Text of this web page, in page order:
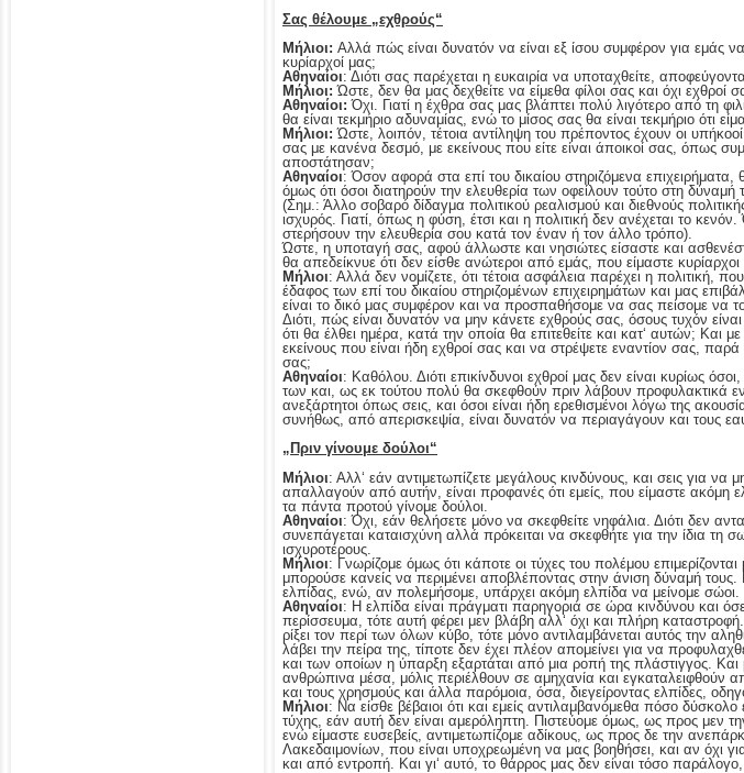
Σας θέλουμε „εχθρούς“
Μήλιοι: Αλλά πώς είναι δυνατόν να είναι εξ ίσου συμφέρον για εμάς
κυρίαρχοί μας;
Αθηναίοι: Διότι σας παρέχεται η ευκαιρία να υποταχθείτε,
Μήλιοι: Ώστε, δεν θα μας δεχθείτε να είμεθα φίλοι σας και όχι εχθροί
Αθηναίοι: Όχι. Γιατί η έχθρα σας μας βλάπτει πολύ λιγότερο από τη
θα είναι τεκμήριο αδυναμίας, ενώ το μίσος σας θα είναι τεκμήριο ότι
Μήλιοι:Ώστε, λοιπόν, τέτοια αντίληψη του πρέποντος έχουν οι
σας με κανένα δεσμό, με εκείνους που είτε είναι άποικοί σας, όπως
αποστάτησαν;
Αθηναίοι: Όσον αφορά στα επί του δικαίου στηριζόμενα επιχειρήματα,
όμως ότι όσοι διατηρούν την ελευθερία των οφείλουν τούτο στη
(Σημ.: Άλλο σοβαρό δίδαγμα πολιτικού ρεαλισμού και διεθνούς
ισχυρός. Γιατί, όπως η φύση, έτσι και η πολιτική δεν ανέχεται το
στερήσουν την ελευθερία σου κατά τον έναν ή τον άλλο τρόπο).
Ώστε, η υποταγή σας, αφού άλλωστε και νησιώτες είσαστε και
θα απεδείκνυε ότι δεν είσθε ανώτεροι από εμάς, που είμαστε
Μήλιοι: Αλλά δεν νομίζετε, ότι τέτοια ασφάλεια παρέχει η πολιτική,
έδαφος των επί του δικαίου στηριζομένων επιχειρημάτων και μας
είναι το δικό μας συμφέρον και να προσπαθήσομε να σας πείσομε να
Διότι, πώς είναι δυνατόν να μην κάνετε εχθρούς σας, όσους τυχόν
ότι θα έλθει ημέρα, κατά την οποία θα επιτεθείτε και κατ‘ αυτών; Και
εκείνους που είναι ήδη εχθροί σας και να στρέψετε εναντίον σας,
σας;
Αθηναίοι: Καθόλου. Διότι επικίνδυνοι εχθροί μας δεν είναι κυρίως
των και, ως εκ τούτου πολύ θα σκεφθούν πριν λάβουν προφυλακτικά
ανεξάρτητοι όπως σεις, και όσοι είναι ήδη ερεθισμένοι λόγω της
συνήθως, από απερισκεψία, είναι δυνατόν να περιαγάγουν και τους
„Πριν γίνουμε δούλοι“
Μήλιοι: Αλλ‘ εάν αντιμετωπίζετε μεγάλους κινδύνους, και σεις για να
απαλλαγούν από αυτήν, είναι προφανές ότι εμείς, που είμαστε ακόμη
τα πάντα προτού γίνομε δούλοι.
Αθηναίοι: Όχι, εάν θελήσετε μόνο να σκεφθείτε νηφάλια. Διότι δεν
συνεπάγεται καταισχύνη αλλά πρόκειται να σκεφθήτε για την ίδια τη
ισχυροτέρους.
Μήλιοι: Γνωρίζομε όμως ότι κάποτε οι τύχες του πολέμου
μπορούσε κανείς να περιμένει αποβλέποντας στην άνιση δύναμή
ελπίδας, ενώ, αν πολεμήσομε, υπάρχει ακόμη ελπίδα να μείνομε σώοι.
Αθηναίοι: Η ελπίδα είναι πράγματι παρηγοριά σε ώρα κινδύνου και
περίσσευμα, τότε αυτή φέρει μεν βλάβη αλλ‘ όχι και πλήρη
ρίξει τον περί των όλων κύβο, τότε μόνο αντιλαμβάνεται αυτός την
λάβει την πείρα της, τίποτε δεν έχει πλέον απομείνει για να
και των οποίων η ύπαρξη εξαρτάται από μια ροπή της πλάστιγγος.
ανθρώπινα μέσα, μόλις περιέλθουν σε αμηχανία και εγκαταλειφθούν
και τους χρησμούς και άλλα παρόμοια, όσα, διεγείροντας ελπίδες,
Μήλιοι: Να είσθε βέβαιοι ότι και εμείς αντιλαμβανόμεθα πόσο
τύχης, εάν αυτή δεν είναι αμερόληπτη. Πιστεύομε όμως, ως προς μεν
ενώ είμαστε ευσεβείς, αντιμετωπίζομε αδίκους, ως προς δε την
Λακεδαιμονίων, που είναι υποχρεωμένη να μας βοηθήσει, και αν όχι
και από εντροπή. Και γι‘ αυτό, το θάρρος μας δεν είναι τόσο